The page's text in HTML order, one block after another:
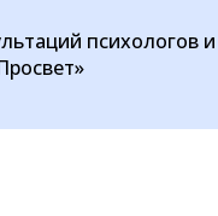
психологов и